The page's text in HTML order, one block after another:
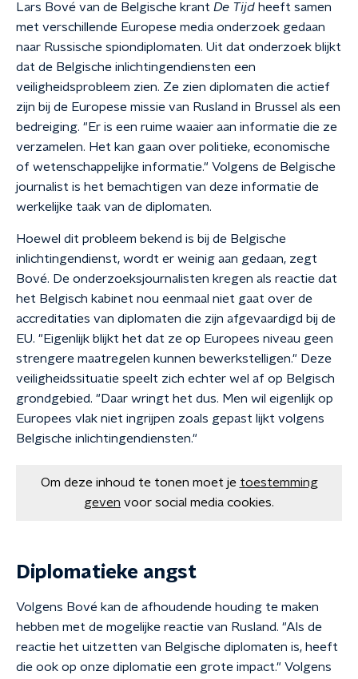
Lars Bové van de Belgische krant De Tijd heeft samen
met verschillende Europese media onderzoek gedaan
naar Russische spiondiplomaten. Uit dat onderzoek blijkt
dat de Belgische inlichtingendiensten een
veiligheidsprobleem zien. Ze zien diplomaten die actief
zijn bij de Europese missie van Rusland in Brussel als een
bedreiging. "Er is een ruime waaier aan informatie die ze
verzamelen. Het kan gaan over politieke, economische
of wetenschappelijke informatie." Volgens de Belgische
journalist is het bemachtigen van deze informatie de
werkelijke taak van de diplomaten.
Hoewel dit probleem bekend is bij de Belgische
inlichtingendienst, wordt er weinig aan gedaan, zegt
Bové. De onderzoeksjournalisten kregen als reactie dat
het Belgisch kabinet nou eenmaal niet gaat over de
accreditaties van diplomaten die zijn afgevaardigd bij de
EU. "Eigenlijk blijkt het dat ze op Europees niveau geen
strengere maatregelen kunnen bewerkstelligen." Deze
veiligheidssituatie speelt zich echter wel af op Belgisch
grondgebied. "Daar wringt het dus. Men wil eigenlijk op
Europees vlak niet ingrijpen zoals gepast lijkt volgens
Belgische inlichtingendiensten."
Om deze inhoud te tonen moet je toestemming
geven voor social media cookies.
Diplomatieke angst
Volgens Bové kan de afhoudende houding te maken
hebben met de mogelijke reactie van Rusland. "Als de
reactie het uitzetten van Belgische diplomaten is, heeft
die ook op onze diplomatie een grote impact." Volgens